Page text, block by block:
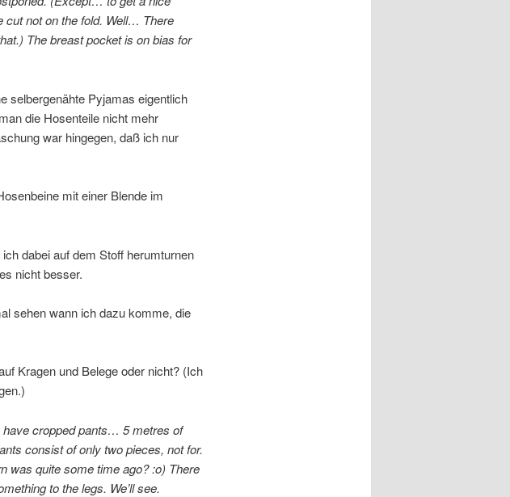
cut not on the fold. Well… There
The breast pocket is on bias for
selbergenähte Pyjamas eigentlich
die Hosenteile nicht mehr
war hingegen, daß ich nur
mit einer Blende im
dabei auf dem Stoff herumturnen
nicht besser.
sehen wann ich dazu komme, die
Kragen und Belege oder nicht? (Ich
cropped pants… 5 metres of
consist of only two pieces, not for.
was quite some time ago? :o) There
to the legs. We’ll see.